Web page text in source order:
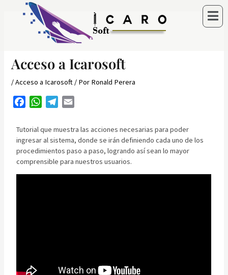
Acceso a Icarosoft
/Acceso a Icarosoft / Por Ronald Perera
c
e
b
o
o
W
a
t
s
A
p
l
e
g
r
a
a
l
Tutorial que muestra las acciones necesarias para poder
ingresar al sistema, donde se irán definiendo cada uno de los
procedimientos paso a paso, logrando así sean lo mayor
comprensible para nuestros usuarios.